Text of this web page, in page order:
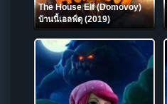
The House Elf (Domovoy)
บ้านนี้เอลฟ์ดุ (2019)